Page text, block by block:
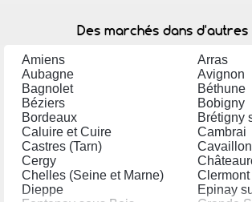
Des marchés dans d'autres
Amiens
Arras
Aubagne
Avignon
Bagnolet
Béthune
Béziers
Bobigny
Bordeaux
Brétigny
Caluire et Cuire
Cambrai
Castres (Tarn)
Cavaillon
Cergy
Chelles (Seine et Marne)
Clermont
Dieppe
Epinay